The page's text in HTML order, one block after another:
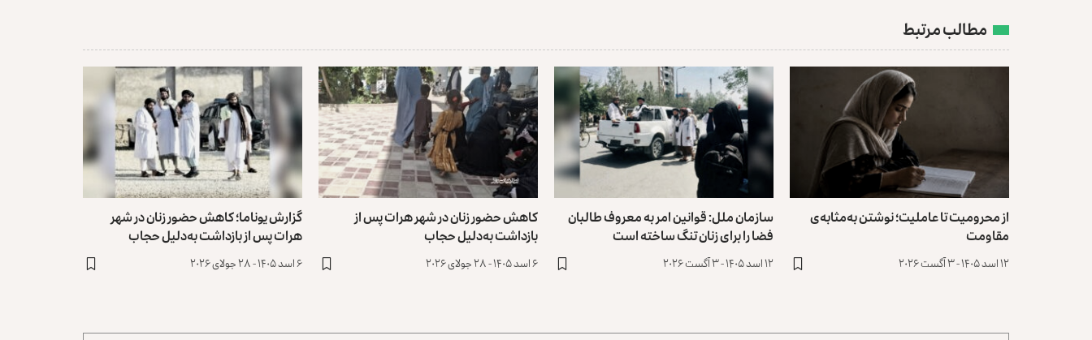
مطالب مرتبط
از محرومیت تا عاملیت؛ نوشتن به‌مثابه‌ی
مقاومت
۱۲ اسد ۱۴۰۵ - ۳ آگست ۲۰۲۶
سازمان ملل: قوانین امر به معروف طالبان
فضا را برای زنان تنگ ساخته است
۱۲ اسد ۱۴۰۵ - ۳ آگست ۲۰۲۶
کاهش حضور زنان در شهر هرات پس از
بازداشت به‌دلیل ‏حجاب
۶ اسد ۱۴۰۵ - ۲۸ جولای ۲۰۲۶
گزارش یوناما؛ کاهش حضور زنان در شهر
هرات پس از بازداشت به‌دلیل ‏حجاب
۶ اسد ۱۴۰۵ - ۲۸ جولای ۲۰۲۶